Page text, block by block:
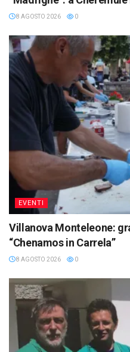
8 AGOSTO 2026 0
EVENTI
Villanova Monteleone:
“Chenamos in Carrela”
8 AGOSTO 2026 0